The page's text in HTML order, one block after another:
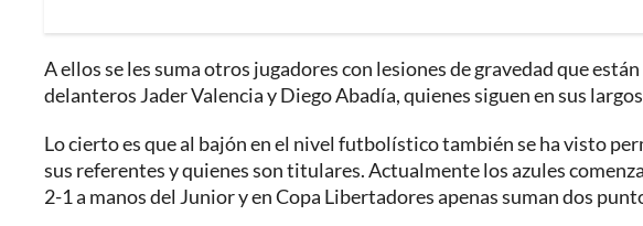
A ellos se les suma otros jugadores con lesiones de gravedad que
delanteros Jader Valencia y Diego Abadía, quienes siguen en sus
Lo cierto es que al bajón en el nivel futbolístico también se ha visto
sus referentes y quienes son titulares. Actualmente los azules
2-1 a manos del Junior y en Copa Libertadores apenas suman dos